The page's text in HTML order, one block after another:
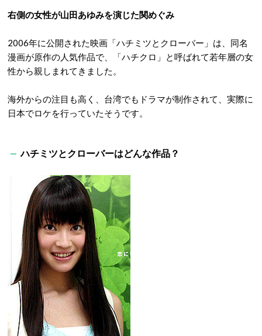
右側の女性が山田あゆみを演じた関めぐみ
2006年に公開された映画「ハチミツとクローバー」は、同名
漫画が原作の人気作品で、「ハチクロ」と呼ばれて若年層の女
性から親しまれてきました。
海外からの注目も高く、台湾でもドラマが制作されて、実際に
日本でロケを行っていたそうです。
ハチミツとクローバーはどんな作品？